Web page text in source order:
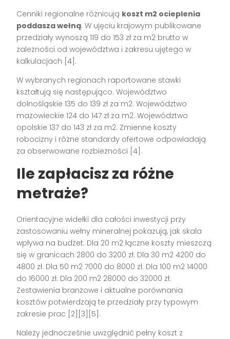
Cenniki regionalne różnicują koszt m2 ocieplenia
poddasza wełną. W ujęciu krajowym publikowane
przedziały wynoszą 119 do 153 zł za m2 brutto w
zależności od województwa i zakresu ujętego w
kalkulacjach [4].
W wybranych regionach raportowane stawki
kształtują się następująco. Województwo
dolnośląskie 135 do 139 zł za m2. Województwo
mazowieckie 124 do 147 zł za m2. Województwo
opolskie 137 do 143 zł za m2. Zmienne koszty
robocizny i różne standardy ofertowe odpowiadają
za obserwowane rozbieżności [4].
Ile zapłacisz za różne
metraże?
Orientacyjne widełki dla całości inwestycji przy
zastosowaniu wełny mineralnej pokazują, jak skala
wpływa na budżet. Dla 20 m2 łączne koszty mieszczą
się w granicach 2800 do 3200 zł. Dla 30 m2 4200 do
4800 zł. Dla 50 m2 7000 do 8000 zł. Dla 100 m2 14000
do 16000 zł. Dla 200 m2 28000 do 32000 zł.
Zestawienia branżowe i aktualne porównania
kosztów potwierdzają te przedziały przy typowym
zakresie prac [2][3][5].
Należy jednocześnie uwzględnić pełny koszt z